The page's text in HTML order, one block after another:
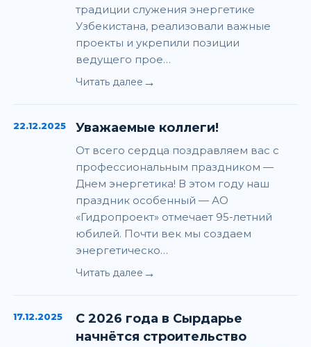
традиции служения энергетике
Узбекистана, реализовали важные
проекты и укрепили позиции
ведущего прое…
Читать далее →
22.12.2025 Уважаемые коллеги!
От всего сердца поздравляем вас с
профессиональным праздником —
Днем энергетика! В этом году наш
праздник особенный — АО
«Гидропроект» отмечает 95-летний
юбилей. Почти век мы создаем
энергетическо…
Читать далее →
17.12.2025
С 2026 года в Сырдарье
начнётся строительство